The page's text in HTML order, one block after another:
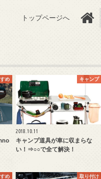
トップページへ
め キャンプ
2018.10.11
キャンプ道具が車に収まらな
い！⇒○○で全て解決！
め 取り付け